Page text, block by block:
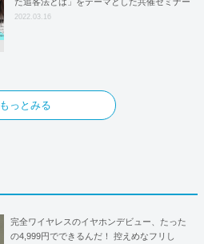
を開催！
2022.03.16
もっとみる
完全ワイヤレスのイヤホンデビュー、たった
の4,999円でできるんだ！ 控えめなフリし